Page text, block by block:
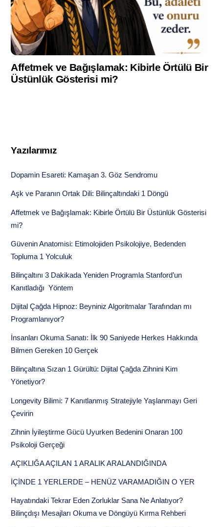
Affetmek ve Bağışlamak: Kibirle Örtülü Bir
Üstünlük Gösterisi mi?
Yazılarımız
Dopamin Esareti: Kamaşan 3. Göz Sendromu
Aşk ve Paranın Ortak Dili: Bilinçaltındaki 1 Döngü
Affetmek ve Bağışlamak: Kibirle Örtülü Bir Üstünlük Gösterisi
mi?
Güvenin Anatomisi: Etimolojiden Psikolojiye, Bedenden
Topluma 1 Yolculuk
Bilinçaltını 3 Dakikada Yeniden Programla Stanford’un
Kanıtladığı Yöntem
Dijital Çağda Hipnoz: Beyniniz Algoritmalar Tarafından mı
Programlanıyor?
İnsanları Okuma Sanatı: İlk 90 Saniyede Herkes Hakkında
Bilmen Gereken 10 Gerçek
Bilinçaltına Sızan 1 Gürültü: Dijital Çağda Zihnini Kim
Yönetiyor?
Longevity Bilimi: 7 Kanıtlanmış Stratejiyle Yaşlanmayı Geri
Çevirin
Zihnin İyileştirme Gücü Uyurken Bedenini Onaran 100
Psikoloji Gerçeği
AÇIKLIĞA AÇILAN 1 ARALIK ARALANDIĞINDA
İÇİNDE 1 YERLERDE – HENÜZ VARAMADIĞIN O YER
Hayatındaki Tekrar Eden Zorluklar Sana Ne Anlatıyor?
Bilinçdışı Mesajları Okuma ve Döngüyü Kırma Rehberi